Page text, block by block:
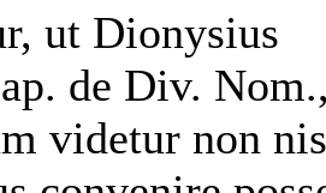
ut Dionysius
de Div.
videtur non